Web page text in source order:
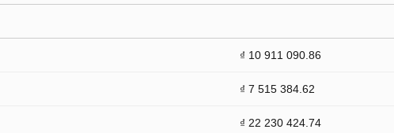
₫ 10 911 090.86
₫ 7 515 384.62
₫ 22 230 424.74